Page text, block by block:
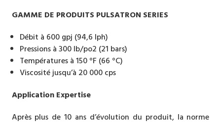
GAMME DE PRODUITS PULSATRON SERIES
Débit à 600 gpj (94,6 lph)
Pressions à 300 lb/po2 (21 bars)
Températures à 150 °F (66 °C)
Viscosité jusqu’à 20 000 cps
Application Expertise
Après plus de 10 ans d’évolution du produit, la norme